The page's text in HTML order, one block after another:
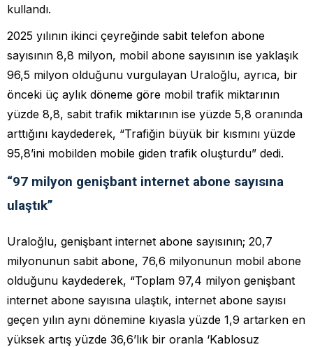
kullandı.
2025 yılının ikinci çeyreğinde sabit telefon abone
sayısının 8,8 milyon, mobil abone sayısının ise yaklaşık
96,5 milyon olduğunu vurgulayan Uraloğlu, ayrıca, bir
önceki üç aylık döneme göre mobil trafik miktarının
yüzde 8,8, sabit trafik miktarının ise yüzde 5,8 oranında
arttığını kaydederek, “Trafiğin büyük bir kısmını yüzde
95,8’ini mobilden mobile giden trafik oluşturdu” dedi.
“97 milyon genişbant internet abone sayısına
ulaştık”
Uraloğlu, genişbant internet abone sayısının; 20,7
milyonunun sabit abone, 76,6 milyonunun mobil abone
olduğunu kaydederek, “Toplam 97,4 milyon genişbant
internet abone sayısına ulaştık, internet abone sayısı
geçen yılın aynı dönemine kıyasla yüzde 1,9 artarken en
yüksek artış yüzde 36,6’lık bir oranla ‘Kablosuz